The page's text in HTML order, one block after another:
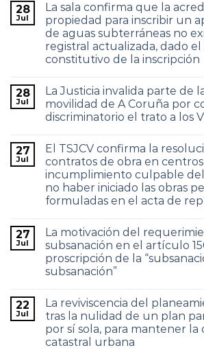
28
Jul
La sala confirma que la
propiedad para inscribir un
de aguas subterráneas no
registral actualizada, dado
constitutivo de la inscripción
28
Jul
La Justicia invalida parte de
movilidad de A Coruña por
discriminatorio el trato a los
27
Jul
El TSJCV confirma la
contratos de obra en
incumplimiento culpable del
no haber iniciado las obras
formuladas en el acta de
27
Jul
La motivación del
subsanación en el artículo
proscripción de la
subsanación”
22
Jul
La reviviscencia del
tras la nulidad de un plan
por sí sola, para mantener la
catastral urbana